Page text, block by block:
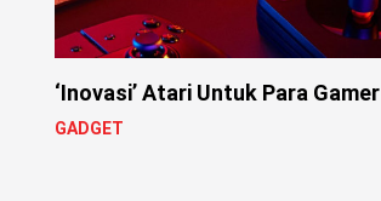
‘Inovasi’ Atari Untuk Para Gamer
GADGET